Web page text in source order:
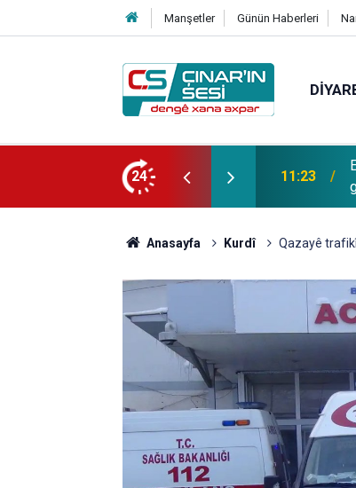
Manşetler Günün Haberleri
24
Fiziki önlemler yetmez, en büyük
11:20
Anasayfa Kurdî Qazayê